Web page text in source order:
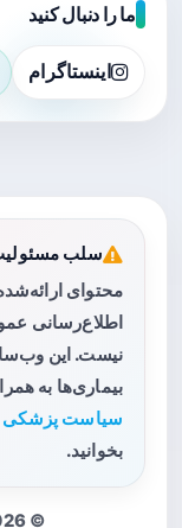
ما را دنبال کنید
اینستاگرام
سلب
محتوای
اطلاع‌رسانی
نیست. این
بیماری‌ها به
سیاست پزشکی
بخوانید.
© 2026 کلیه حقوق محفوظ است.